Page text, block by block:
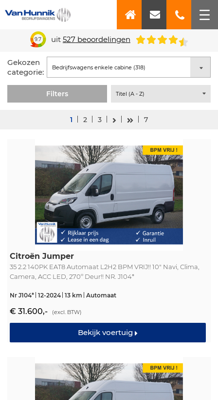
9.7 uit 527beoordelingen
Gekozen
categorie:
Filters
1 2 3 7
Citroën Jumper
35 2.2 140PK EAT8 Automaat L2H2 BPM VRIJ!! 10" Navi, Clima,
Camera, ACC LED, 270º Deur!! NR. J104*
Nr J104* 12-2024 13 km Automaat
€ 31.600,- (excl. BTW)
Bekijk voertuig